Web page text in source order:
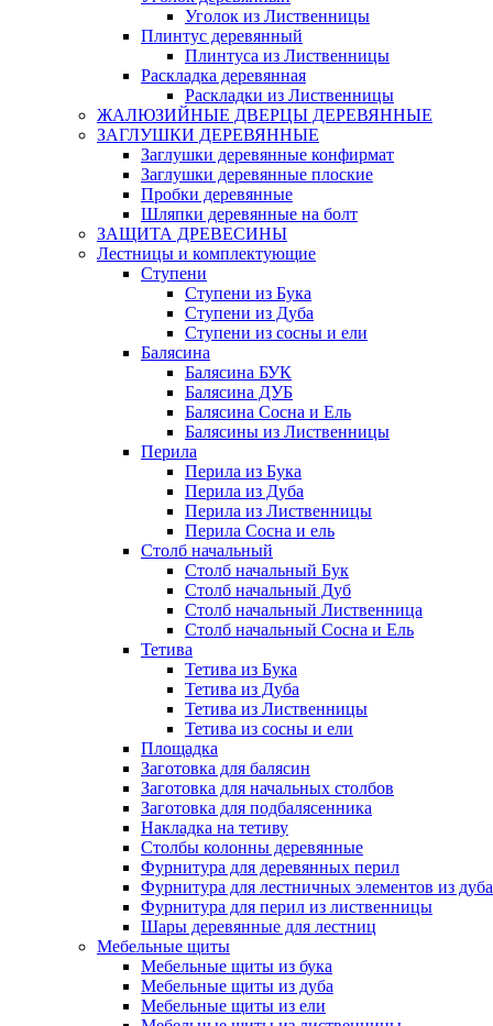
Уголок из Лиственницы
Плинтус деревянный
Плинтуса из Лиственницы
Раскладка деревянная
Раскладки из Лиственницы
ЖАЛЮЗИЙНЫЕ ДВЕРЦЫ ДЕРЕВЯННЫЕ
ЗАГЛУШКИ ДЕРЕВЯННЫЕ
Заглушки деревянные конфирмат
Заглушки деревянные плоские
Пробки деревянные
Шляпки деревянные на болт
ЗАЩИТА ДРЕВЕСИНЫ
Лестницы и комплектующие
Ступени
Ступени из Бука
Ступени из Дуба
Ступени из сосны и ели
Балясина
Балясина БУК
Балясина ДУБ
Балясина Сосна и Ель
Балясины из Лиственницы
Перила
Перила из Бука
Перила из Дуба
Перила из Лиственницы
Перила Сосна и ель
Столб начальный
Столб начальный Бук
Столб начальный Дуб
Столб начальный Лиственница
Столб начальный Сосна и Ель
Тетива
Тетива из Бука
Тетива из Дуба
Тетива из Лиственницы
Тетива из сосны и ели
Площадка
Заготовка для балясин
Заготовка для начальных столбов
Заготовка для подбалясенника
Накладка на тетиву
Столбы колонны деревянные
Фурнитура для деревянных перил
Фурнитура для лестничных элементов из дуба
Фурнитура для перил из лиственницы
Шары деревянные для лестниц
Мебельные щиты
Мебельные щиты из бука
Мебельные щиты из дуба
Мебельные щиты из ели